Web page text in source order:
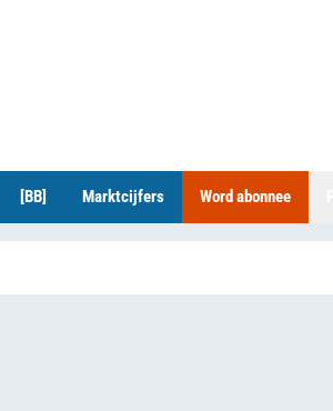
[BB] Marktcijfers Word abonnee